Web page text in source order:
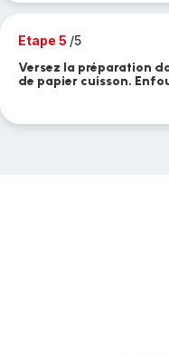
Etape 5 /5
Versez la préparation
de papier cuisson.